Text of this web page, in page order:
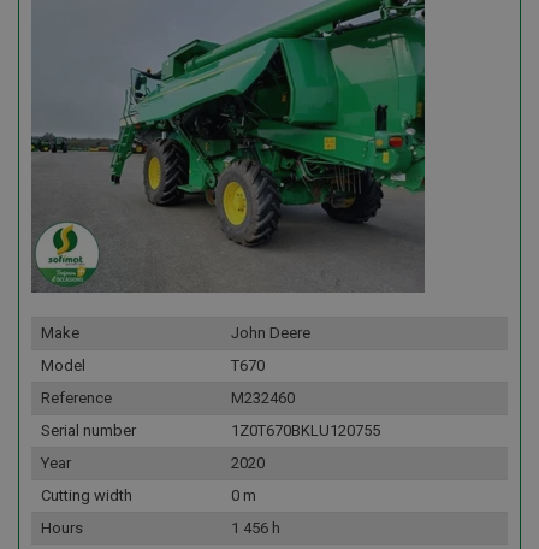
Make
John Deere
Model
T670
Reference
M232460
Serial number
1Z0T670BKLU120755
Year
2020
Cutting width
0 m
Hours
1 456 h